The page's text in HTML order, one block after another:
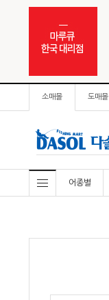
소매몰 도매몰
어종별